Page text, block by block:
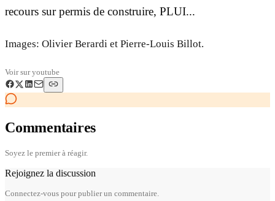
recours sur permis de construire, PLUI...
Images: Olivier Berardi et Pierre-Louis Billot.
Voir suryoutube
Commentaires
Soyez le premier à réagir.
Rejoignez la discussion
Connectez-vous pour publier un commentaire.